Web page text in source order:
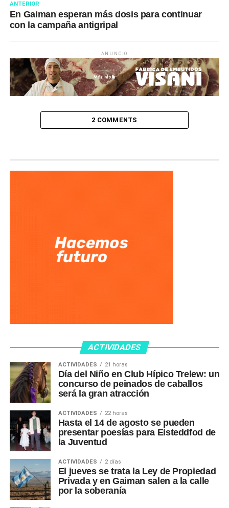
ANTERIOR
En Gaiman esperan más dosis para continuar
con la campaña antigripal
ANUNCIO
2 COMMENTS
ACTIVIDADES
ACTIVIDADES 21 horas
Día del Niño en Club Hípico Trelew: un
concurso de peinados de caballos
será la gran atracción
ACTIVIDADES 22 horas
Hasta el 14 de agosto se pueden
presentar poesías para Eisteddfod de
la Juventud
ACTIVIDADES 2 días
El jueves se trata la Ley de Propiedad
Privada y en Gaiman salen a la calle
por la soberanía